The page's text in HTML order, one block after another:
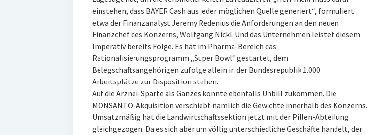
einstehen, dass BAYER Cash aus jeder möglichen Quelle generiert“, formuliert
etwa der Finanzanalyst Jeremy Redenius die Anforderungen an den neuen
Finanzchef des Konzerns, Wolfgang Nickl. Und das Unternehmen leistet diesem
Imperativ bereits Folge. Es hat im Pharma-Bereich das
Rationalisierungsprogramm „Super Bowl“ gestartet, dem
Belegschaftsangehörigen zufolge allein in der Bundesrepublik 1.000
Arbeitsplätze zur Disposition stehen.
Auf die Arznei-Sparte als Ganzes könnte ebenfalls Unbill zukommen. Die
MONSANTO-Akquisition verschiebt nämlich die Gewichte innerhalb des Konzerns.
Umsatzmäßig hat die Landwirtschaftssektion jetzt mit der Pillen-Abteilung
gleichgezogen. Da es sich aber um völlig unterschiedliche Geschäfte handelt, der